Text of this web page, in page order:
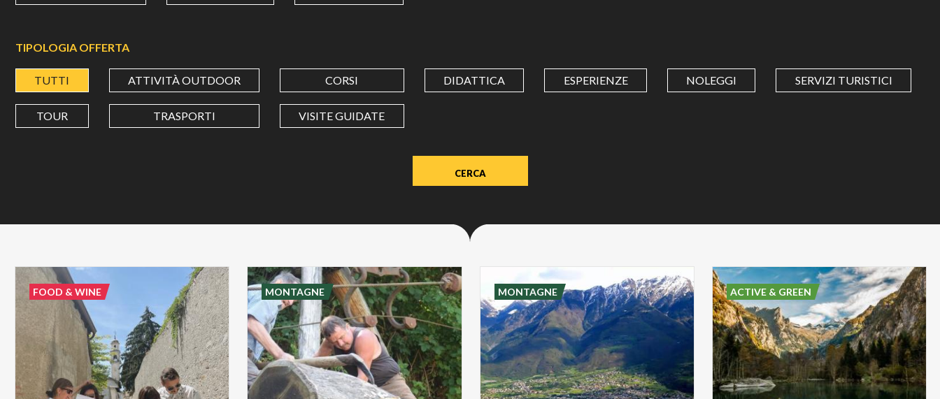
degrees.
dot
(.)
TIPOLOGIA OFFERTA
TUTTI ATTIVITÀ OUTDOOR CORSI DIDATTICA ESPERIENZE NOLEGGI SERVIZI TURISTICI
TOUR TRASPORTI VISITE GUIDATE
FOOD & WINE MONTAGNE MONTAGNE ACTIVE & GREEN